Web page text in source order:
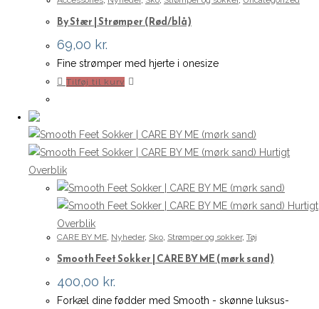
By Stær | Strømper (Rød/blå)
69,00 kr.
Fine strømper med hjerte i onesize
Tilføj til kurv
Hurtigt
Overblik
Hurtigt
Overblik
CARE BY ME, Nyheder, Sko, Strømper og sokker, Tøj
Smooth Feet Sokker | CARE BY ME (mørk sand)
400,00 kr.
Forkæl dine fødder med Smooth - skønne luksus-